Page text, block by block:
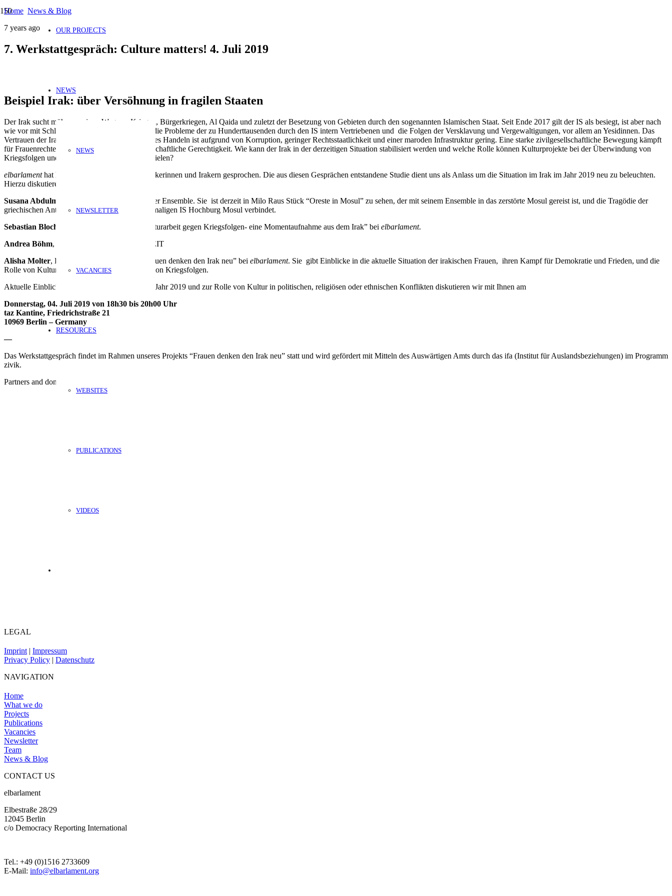
OUR PROJECTS
NEWS
NEWS
NEWSLETTER
VACANCIES
RESOURCES
WEBSITES
PUBLICATIONS
VIDEOS
Home News & Blog
7 years ago
7. Werkstattgespräch: Culture matters! 4. Juli 2019
Beispiel Irak: über Versöhnung in fragilen Staaten
Der Irak sucht mühsam seinen Weg aus Kriegen, Bürgerkriegen, Al Qaida und zuletzt der Besetzung von Gebieten durch den sogenannten Islamischen Staat. Seit Ende 2017 gilt der IS als besiegt, ist aber nach
wie vor mit Schläferzellen aktiv. Ungelöst sind die Probleme der zu Hunderttausenden durch den IS intern Vertriebenen und die Folgen der Versklavung und Vergewaltigungen, vor allem an Yesidinnen. Das
Vertrauen der Iraker und Irakerinnen in staatliches Handeln ist aufgrund von Korruption, geringer Rechtsstaatlichkeit und einer maroden Infrastruktur gering. Eine starke zivilgesellschaftliche Bewegung kämpft
für Frauenrechte, Rechtsstaatlichkeit und gesellschaftliche Gerechtigkeit. Wie kann der Irak in der derzeitigen Situation stabilisiert werden und welche Rolle können Kulturprojekte bei der Überwindung von
Kriegsfolgen und bei Aussöhnungsprozessen spielen?
elbarlamenthat hierzu Ende 2018 mit vielen Irakerinnen und Irakern gesprochen. Die aus diesen Gesprächen entstandene Studie dient uns als Anlass um die Situation im Irak im Jahr 2019 neu zu beleuchten.
Hierzu diskutieren wir mit:
Susana Abdulmajid
, Schauspielerin am Berliner Ensemble. Sie ist derzeit in Milo Raus Stück “Oreste in Mosul” zu sehen, der mit seinem Ensemble in das zerstörte Mosul gereist ist, und die Tragödie der
griechischen Antike mit der Gegenwart der ehemaligen IS Hochburg Mosul verbindet.
Sebastian Bloching
, Co-Autor der Studie “Kulturarbeit gegen Kriegsfolgen- eine Momentaufnahme aus dem Irak” bei elbarlament.
Andrea Böhm, Ressort Außenpolitik – DIE ZEIT
Alisha Molter, Koordinatorin des Projekts “Frauen denken den Irak neu” bei elbarlament. Sie gibt Einblicke in die aktuelle Situation der irakischen Frauen, ihren Kampf für Demokratie und Frieden, und die
Rolle von Kulturprojekten in der Bewältigung von Kriegsfolgen.
Aktuelle Einblicke in die Realitäten des Irak im Jahr 2019 und zur Rolle von Kultur in politischen, religiösen oder ethnischen Konflikten diskutieren wir mit Ihnen am
Donnerstag, 04. Juli 2019 von 18h30 bis 20h00 Uhr
taz Kantine, Friedrichstraße 21
10969 Berlin – Germany
—
Das Werkstattgespräch findet im Rahmen unseres Projekts “Frauen denken den Irak neu” statt und wird gefördert mit Mitteln des Auswärtigen Amts durch das ifa (Institut für Auslandsbeziehungen) im Programm
zivik.
Partners and donors:
LEGAL
Imprint | Impressum
Privacy Policy | Datenschutz
NAVIGATION
Home
What we do
Projects
Publications
Vacancies
Newsletter
Team
News & Blog
CONTACT US
elbarlament
Elbestraße 28/29
12045 Berlin
c/o Democracy Reporting International
Tel.: +49 (0)1516 2733609
E-Mail: info@elbarlament.org